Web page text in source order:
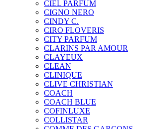
CIEL PARFUM
CIGNO NERO
CINDY C.
CIRO FLOVERIS
CITY PARFUM
CLARINS PAR AMOUR
CLAYEUX
CLEAN
CLINIQUE
CLIVE CHRISTIAN
COACH
COACH BLUE
COFINLUXE
COLLISTAR